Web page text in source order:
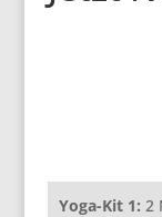
Yoga-Kit 1: 2